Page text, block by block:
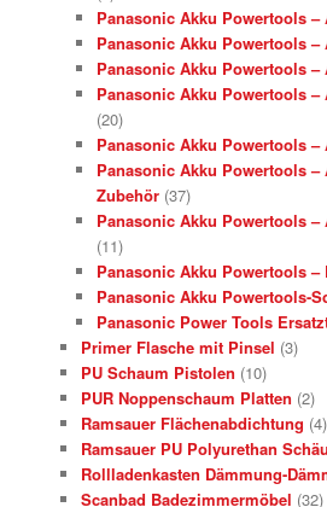
Panasonic Akku Powertools –
Panasonic Akku Powertools –
Panasonic Akku Powertools –
Panasonic Akku Powertools
(20)
Panasonic Akku Powertools –
Panasonic Akku Powertools –
Zubehör (37)
Panasonic Akku Powertools
(11)
Panasonic Akku Powertools –
Panasonic Akku Powertools-
Panasonic Power Tools
Primer Flasche mit Pinsel (3)
PU Schaum Pistolen (10)
PUR Noppenschaum Platten (2)
Ramsauer Flächenabdichtung (4)
Ramsauer PU Polyurethan
Rollladenkasten Dämmung-
Scanbad Badezimmermöbel (32)